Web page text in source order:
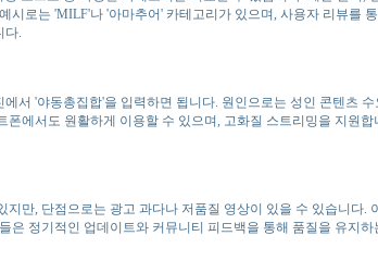
시로는 'MILF'나 '아마추어' 카테고리가 있으며, 사용자 리뷰를
다.
서 '야동총집합'을 입력하면 됩니다. 원인으로는 성인 콘텐츠
폰에서도 원활하게 이용할 수 있으며, 고화질 스트리밍을 지원
지만, 단점으로는 광고 과다나 저품질 영상이 있을 수 있습니다.
은 정기적인 업데이트와 커뮤니티 피드백을 통해 품질을 유지